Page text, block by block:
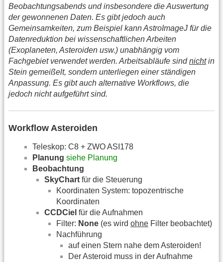
Beobachtungsabends und insbesondere die Auswertung
der gewonnenen Daten. Es gibt jedoch auch
Gemeinsamkeiten, zum Beispiel kann AstroImageJ für die
Datenreduktion bei wissenschaftlichen Arbeiten
(Exoplaneten, Asteroiden usw.) unabhängig vom
Fachgebiet verwendet werden. Arbeitsabläufe sindnichtin
Stein gemeißelt, sondern unterliegen einer ständigen
Anpassung. Es gibt auch alternative Workflows, die
jedoch nicht aufgeführt sind.
Workflow Asteroiden
Teleskop: C8 + ZWO ASI178
Planung siehe Planung
Beobachtung
SkyChart für die Steuerung
Koordinaten System: topozentrische
Koordinaten
CCDCiel für die Aufnahmen
Filter: None (es wird ohne Filter beobachtet)
Nachführung
auf einen Stern nahe dem Asteroiden!
Der Asteroid muss in der Aufnahme